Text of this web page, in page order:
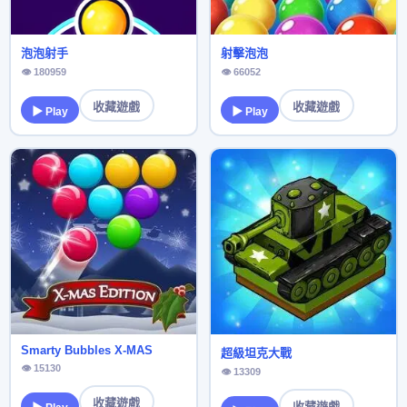
泡泡射手
👁 180959
▶ Play 收藏遊戲
射擊泡泡
👁 66052
▶ Play 收藏遊戲
Smarty Bubbles X-MAS
👁 15130
收藏遊戲
超級坦克大戰
👁 13309